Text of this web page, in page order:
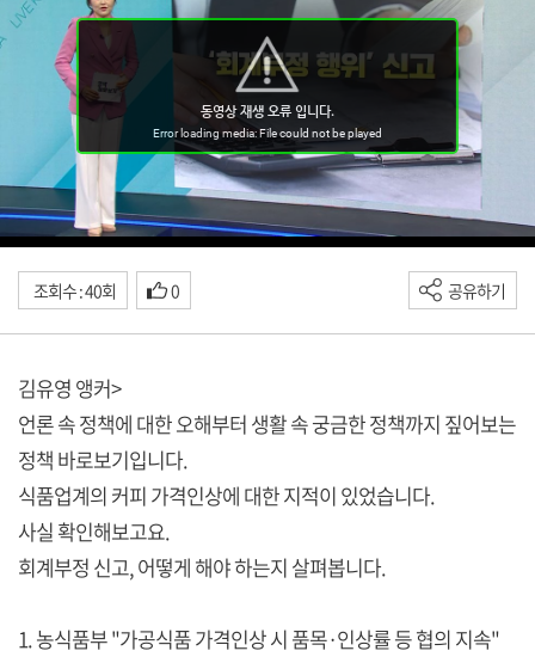
조회수 : 40회 0 공유하기
김유영 앵커>
언론 속 정책에 대한 오해부터 생활 속 궁금한 정책까지 짚어보는
정책 바로보기입니다.
식품업계의 커피 가격인상에 대한 지적이 있었습니다.
사실 확인해보고요.
회계부정 신고, 어떻게 해야 하는지 살펴봅니다.
1. 농식품부 "가공식품 가격인상 시 품목·인상률 등 협의 지속"